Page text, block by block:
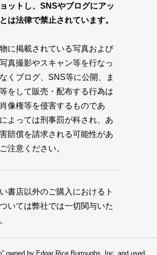
ットし、SNSやブログにアッ
は法律で禁止されています。
に掲載されている写真および
真撮影やスキャン等を行なっ
くブログ、SNS等に公開、ま
をして販売・配布する行為は
像権等を侵害するものであ
よっては刑事罰が科され、あ
賠償を請求される可能性があ
注意ください。
書店以外のご購入におけるト
いては弊社では一切関与いた
owned by Edgar Rice Burroughs, Inc. and used